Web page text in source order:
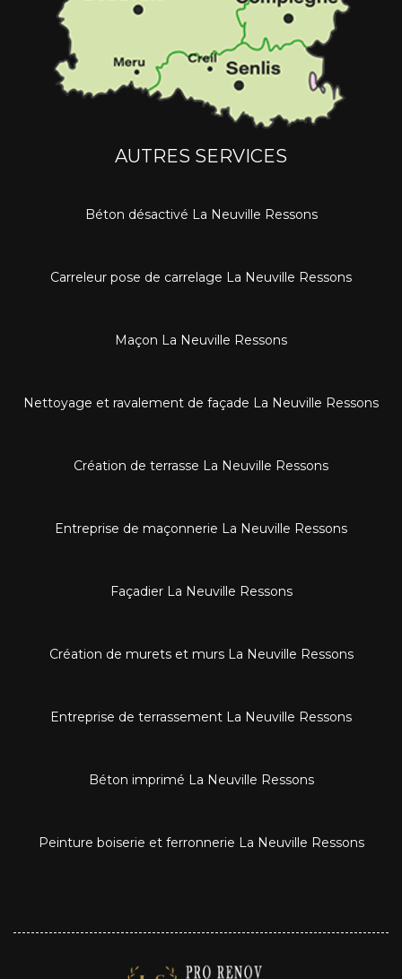
AUTRES SERVICES
Béton désactivé La Neuville Ressons
Carreleur pose de carrelage La Neuville Ressons
Maçon La Neuville Ressons
Nettoyage et ravalement de façade La Neuville Ressons
Création de terrasse La Neuville Ressons
Entreprise de maçonnerie La Neuville Ressons
Façadier La Neuville Ressons
Création de murets et murs La Neuville Ressons
Entreprise de terrassement La Neuville Ressons
Béton imprimé La Neuville Ressons
Peinture boiserie et ferronnerie La Neuville Ressons